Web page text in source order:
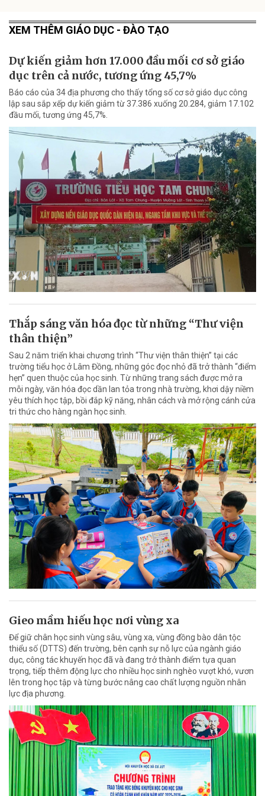
XEM THÊM GIÁO DỤC - ĐÀO TẠO
Dự kiến giảm hơn 17.000 đầu mối cơ sở giáo
dục trên cả nước, tương ứng 45,7%
Báo cáo của 34 địa phương cho thấy tổng số cơ sở giáo dục công
lập sau sắp xếp dự kiến giảm từ 37.386 xuống 20.284, giảm 17.102
đầu mối, tương ứng 45,7%.
Thắp sáng văn hóa đọc từ những “Thư viện
thân thiện”
Sau 2 năm triển khai chương trình “Thư viện thân thiện” tại các
trường tiểu học ở Lâm Đồng, những góc đọc nhỏ đã trở thành “điểm
hẹn” quen thuộc của học sinh. Từ những trang sách được mở ra
mỗi ngày, văn hóa đọc dần lan tỏa trong nhà trường, khơi dậy niềm
yêu thích học tập, bồi đắp kỹ năng, nhân cách và mở rộng cánh cửa
tri thức cho hàng ngàn học sinh.
Gieo mầm hiếu học nơi vùng xa
Để giữ chân học sinh vùng sâu, vùng xa, vùng đồng bào dân tộc
thiểu số (DTTS) đến trường, bên cạnh sự nỗ lực của ngành giáo
dục, công tác khuyến học đã và đang trở thành điểm tựa quan
trọng, tiếp thêm động lực cho nhiều học sinh nghèo vượt khó, vươn
lên trong học tập và từng bước nâng cao chất lượng nguồn nhân
lực địa phương.